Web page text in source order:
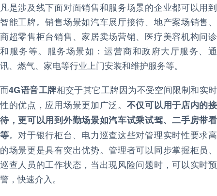
凡是涉及线下面对面销售和服务场景的企业都可以用到
智能工牌。销售场景如汽车展厅接待、地产案场销售、
商超零售柜台销售、家居卖场营销、医疗美容机构问诊
和服务等。服务场景如：运营商和政府大厅服务、通
讯、燃气、家电等行业上门安装和维护服务等。
而4G语音工牌相交于其它工牌因为不受空间限制和实时
性的优点，应用场景更加广泛。 不仅可以用于店内的接
待，更可以用到外勤场景如汽车试乘试驾、二手房带看
等。对于银行柜台、电力巡查这些对管理实时性要求高
的场景更是具有突出优势。管理者可以同步掌握柜员、
巡查人员的工作状态，当出现风险问题时，可以实时预
警，快速介入。